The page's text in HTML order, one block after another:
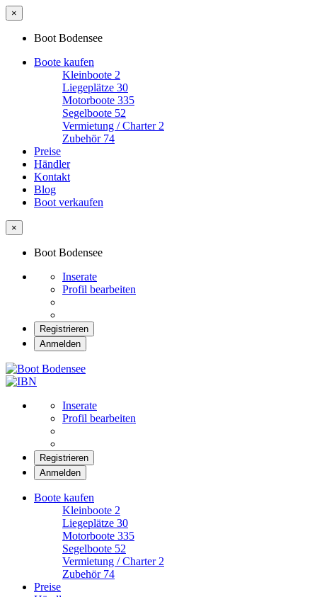
×
Boot Bodensee
Boote kaufen
Kleinboote 2
Liegeplätze 30
Motorboote 335
Segelboote 52
Vermietung / Charter 2
Zubehör 74
Preise
Händler
Kontakt
Blog
Boot verkaufen
×
Boot Bodensee
Inserate
Profil bearbeiten
Registrieren
Anmelden
Inserate
Profil bearbeiten
Registrieren
Anmelden
Boote kaufen
Kleinboote 2
Liegeplätze 30
Motorboote 335
Segelboote 52
Vermietung / Charter 2
Zubehör 74
Preise